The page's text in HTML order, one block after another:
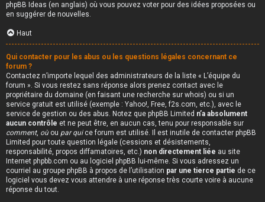
phpBB Ideas (en anglais) où vous pouvez voter pour des idées proposées ou
en suggérer de nouvelles.
Haut
Qui contacter pour les abus ou les questions légales concernant ce
forum ?
Contactez n’importe lequel des administrateurs de la liste « L’équipe du
forum ». Si vous restez sans réponse alors prenez contact avec le
propriétaire du domaine (en faisant une recherche sur whois) ou si un
service gratuit est utilisé (exemple : Yahoo!, Free, f2s.com, etc.), avec le
service de gestion ou des abus. Notez que phpBB Limited n’a absolument
aucun contrôle et ne peut être, en aucun cas, tenu pour responsable sur
comment, oùou par quice forum est utilisé. Il est inutile de contacter phpBB
Limited pour toute question légale (cessions et désistements,
responsabilité, propos diffamatoires, etc.) non directement liée au site
Internet phpbb.com ou au logiciel phpBB lui-même. Si vous adressez un
courriel au groupe phpBB à propos de l’utilisation par une tierce partie de ce
logiciel vous devez vous attendre à une réponse très courte voire à aucune
réponse du tout.